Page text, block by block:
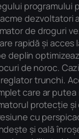
de droguri
rapidă și
deplin
de noroc.
trunchi.
care ar
protecție
cu
și oală